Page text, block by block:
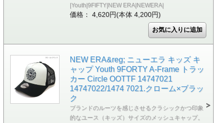
|Youth|9FIFTY|NEW ERA|NEWERA|
価格： 4,620円(本体 4,200円)
NEW ERA&reg; ニューエラ キッズ キ
ャップ Youth 9FORTY A-Frame トラッ
カー Circle OOTTF 14747021
14747022/1474 7021.クローム×ブラッ
ク
ブランドのルーツを感じさせるクラシックかつ印象
的なユース（キッズ）サイズのメッシュキャップ。